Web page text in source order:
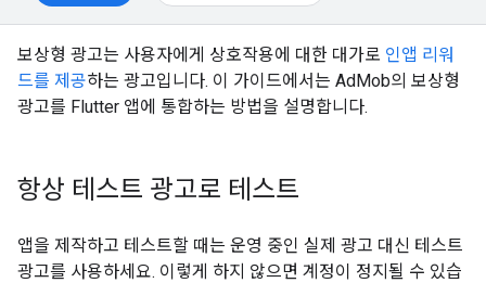
보상형 광고는 사용자에게 상호작용에 대한 대가로 인앱 리워
드를 제공하는 광고입니다. 이 가이드에서는 AdMob의 보상형
광고를 Flutter 앱에 통합하는 방법을 설명합니다.
항상 테스트 광고로 테스트
앱을 제작하고 테스트할 때는 운영 중인 실제 광고 대신 테스트
광고를 사용하세요. 이렇게 하지 않으면 계정이 정지될 수 있습